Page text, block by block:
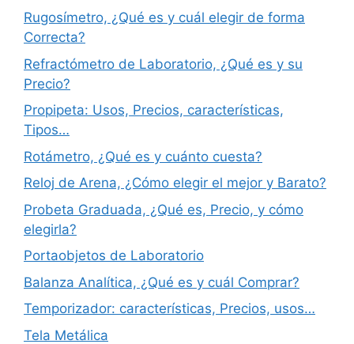
Rugosímetro, ¿Qué es y cuál elegir de forma
Correcta?
Refractómetro de Laboratorio, ¿Qué es y su
Precio?
Propipeta: Usos, Precios, características,
Tipos…
Rotámetro, ¿Qué es y cuánto cuesta?
Reloj de Arena, ¿Cómo elegir el mejor y Barato?
Probeta Graduada, ¿Qué es, Precio, y cómo
elegirla?
Portaobjetos de Laboratorio
Balanza Analítica, ¿Qué es y cuál Comprar?
Temporizador: características, Precios, usos…
Tela Metálica